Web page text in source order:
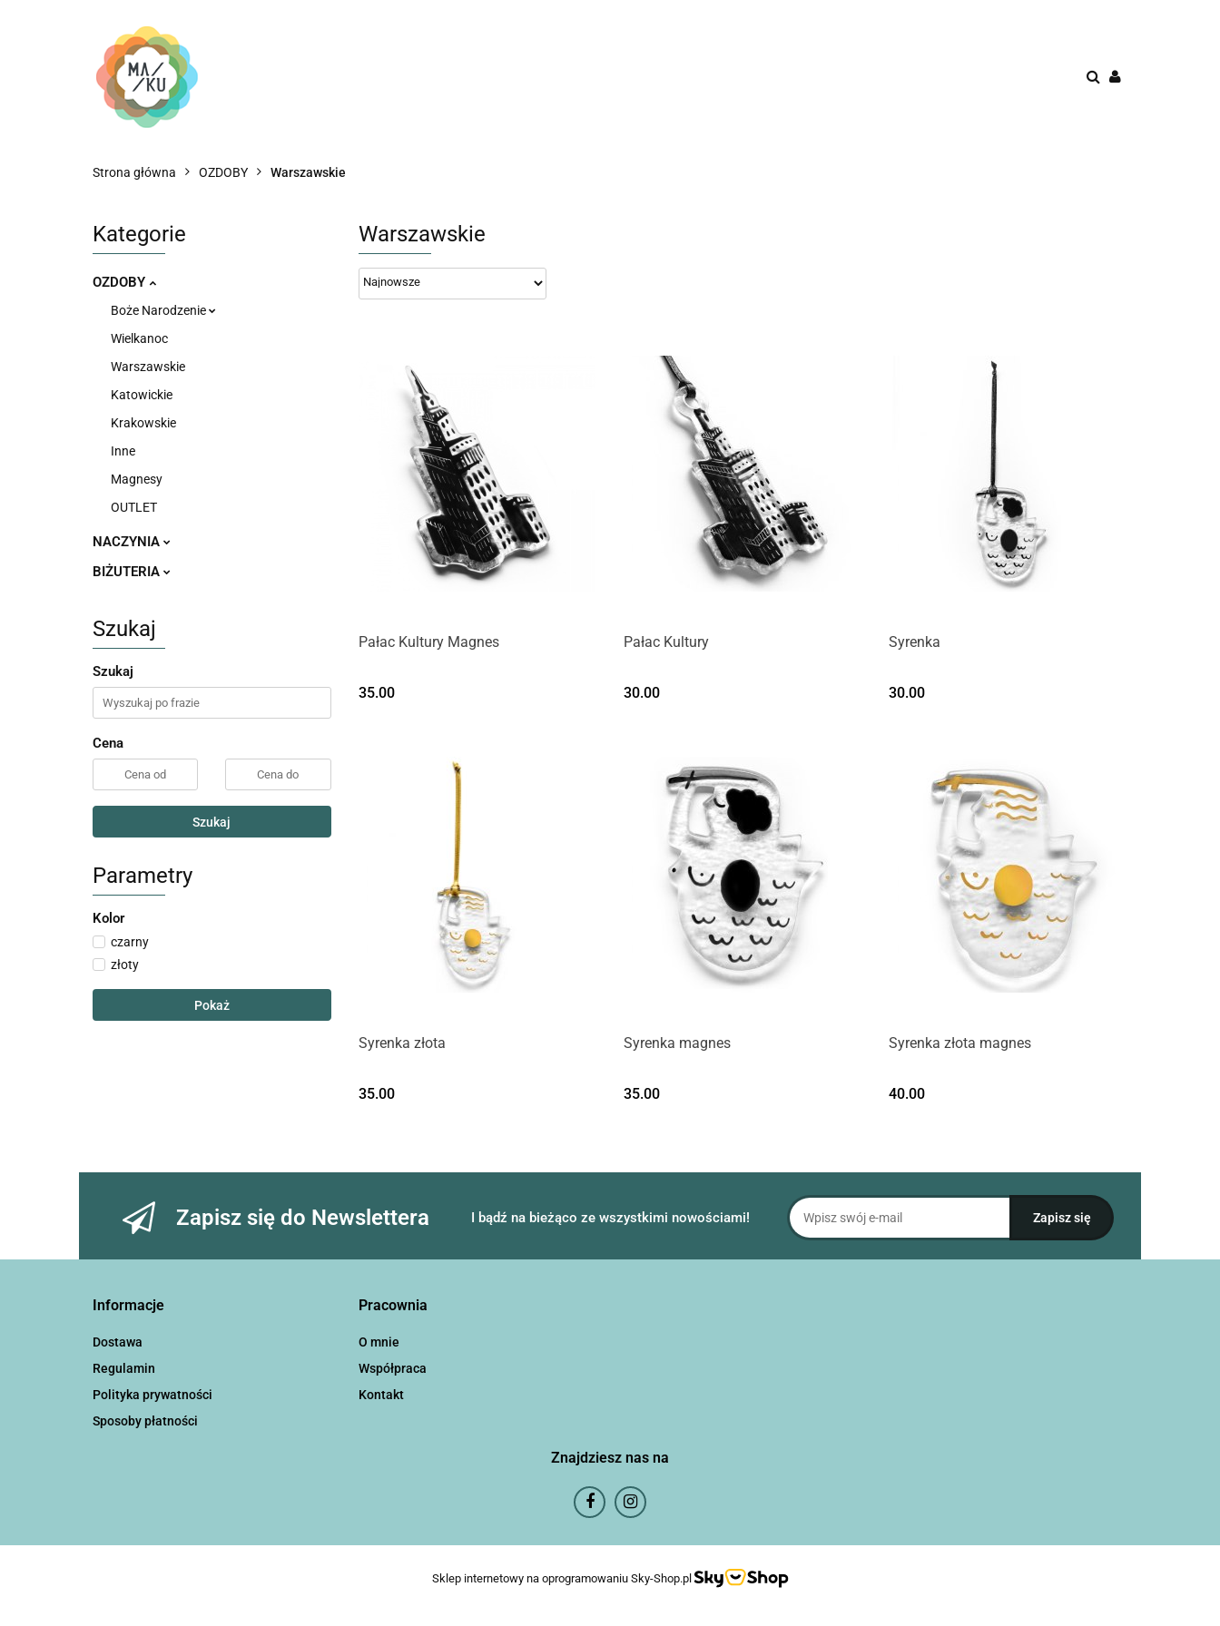
Strona główna OZDOBY Warszawskie
Kategorie
OZDOBY
Boże Narodzenie
Wielkanoc
Warszawskie
Katowickie
Krakowskie
Inne
Magnesy
OUTLET
NACZYNIA
BIŻUTERIA
Szukaj
Szukaj
Cena
Szukaj
Parametry
Kolor
czarny
złoty
Pokaż
Warszawskie
Pałac Kultury Magnes
35.00
Pałac Kultury
30.00
Syrenka
30.00
Syrenka złota
35.00
Syrenka magnes
35.00
Syrenka złota magnes
40.00
Zapisz się do Newslettera I bądź na bieżąco ze wszystkimi nowościami!
Informacje
Dostawa
Regulamin
Polityka prywatności
Sposoby płatności
Pracownia
O mnie
Współpraca
Kontakt
Znajdziesz nas na
Sklep internetowy na oprogramowaniu Sky-Shop.pl